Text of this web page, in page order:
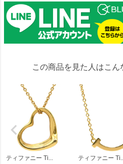
この商品を見た人はこ
ティファニー Ti... ティファニー